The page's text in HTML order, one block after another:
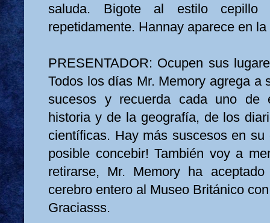
saluda. Bigote al estilo cepillo
repetidamente. Hannay aparece en
PRESENTADOR: Ocupen sus
Todos los días Mr. Memory agrega a
sucesos y recuerda cada uno de
historia y de la geografía, de los
científicas. Hay más suscesos en
posible concebir! También voy a
retirarse, Mr. Memory ha
cerebro entero al Museo Británico
Graciasss.